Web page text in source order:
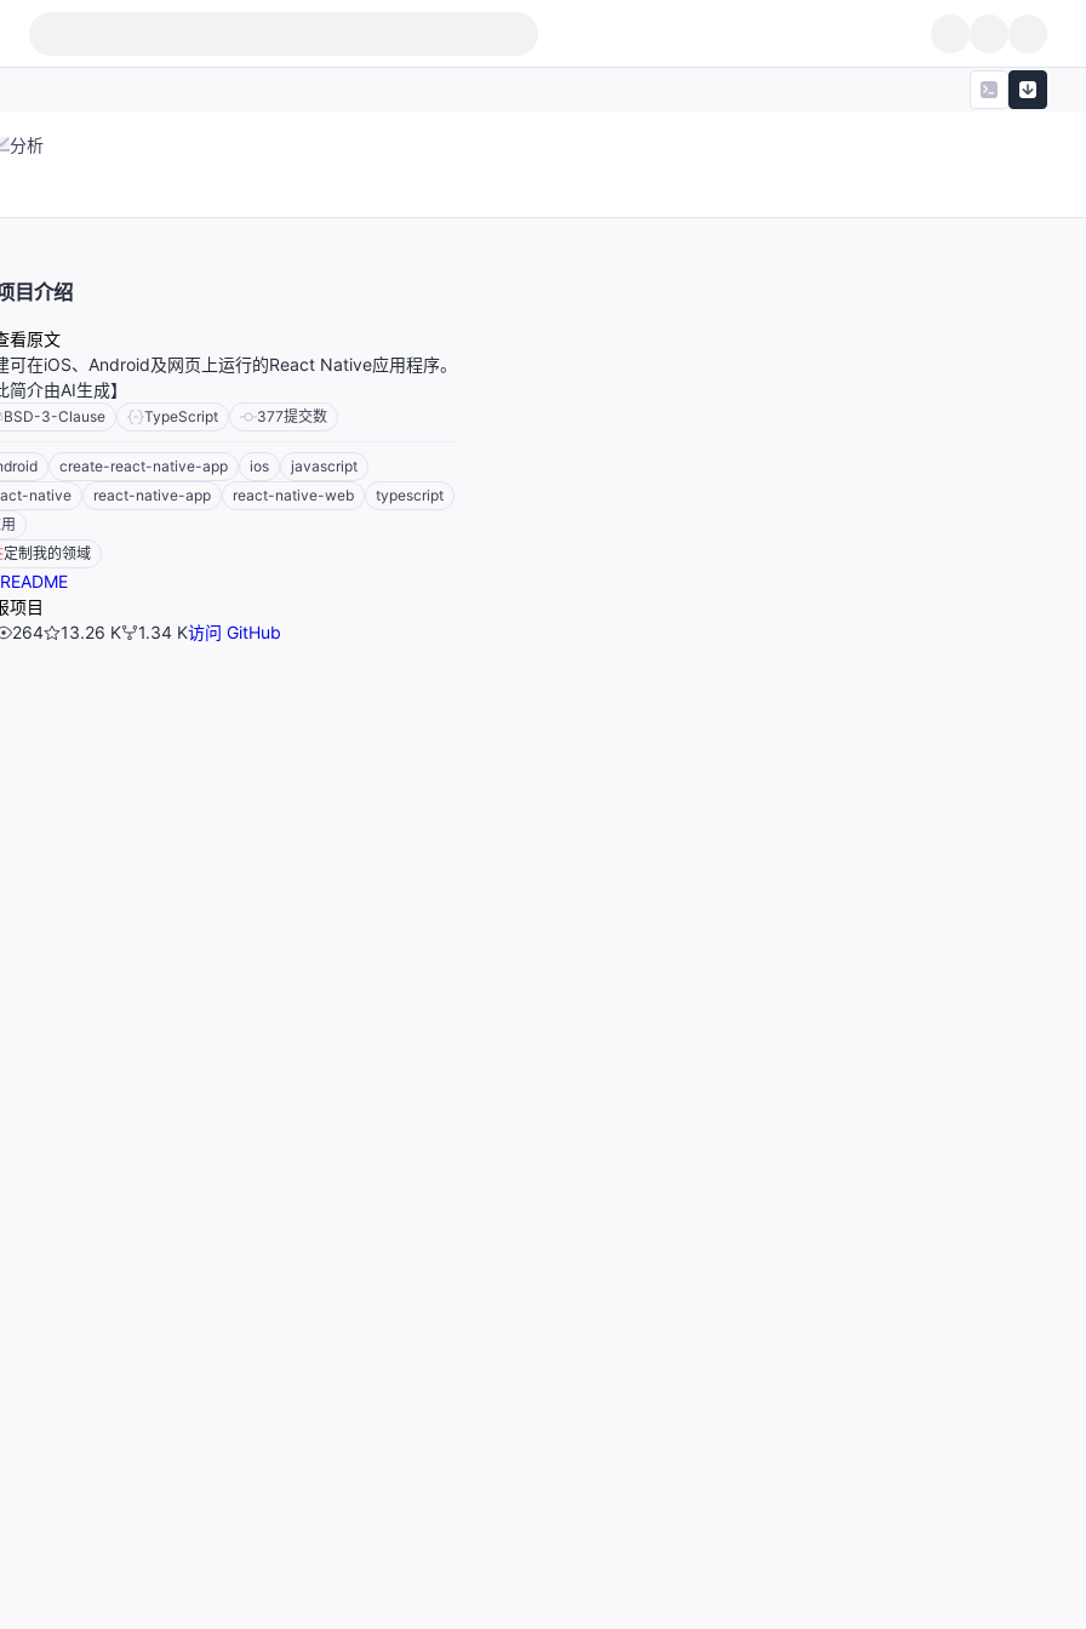
分析
目介绍
看原文
可在iOS、Android及网页上运行的React Native应用程序。
简介由AI生成】
BSD-3-Clause TypeScript 377提交数
create-react-native-app ios
javascript
native
react-native-app react-native-web
typescript
定制我的领域
项目
264
13.26 K 1.34 K访问 GitHub